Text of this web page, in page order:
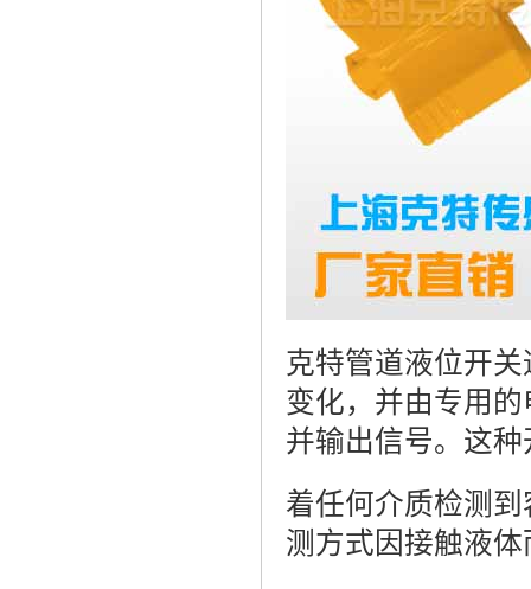
克特管道液位开
变化，并由专用
并输出信号。这
着任何介质检测
测方式因接触液